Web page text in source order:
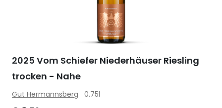
2025 Vom Schiefer Niederhäuser Riesling
trocken - Nahe
Gut Hermannsberg 0.75l